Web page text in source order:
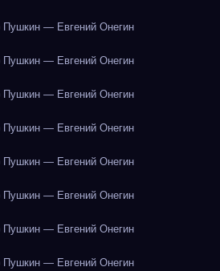
Пушкин — Евгений Онегин
Пушкин — Евгений Онегин
Пушкин — Евгений Онегин
Пушкин — Евгений Онегин
Пушкин — Евгений Онегин
Пушкин — Евгений Онегин
Пушкин — Евгений Онегин
Пушкин — Евгений Онегин